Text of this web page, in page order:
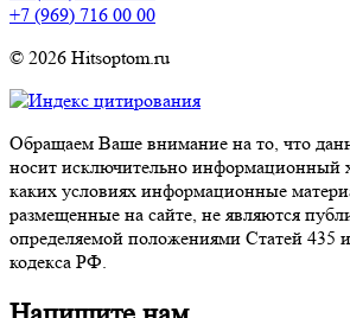
+7 (969) 716 00 00
© 2026 Hitsoptom.ru
Обращаем Ваше внимание на то, что
носит исключительно информационный
каких условиях информационные
размещенные на сайте, не являются
определяемой положениями Статей 435
кодекса РФ.